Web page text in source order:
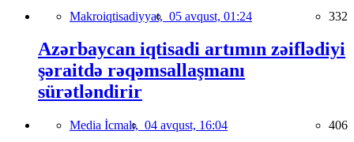
Makroiqtisadiyyat, 05 avqust, 01:24 332
Azərbaycan iqtisadi artımın zəiflədiyi
şəraitdə rəqəmsallaşmanı
sürətləndirir
Media İcmalı, 04 avqust, 16:04 406